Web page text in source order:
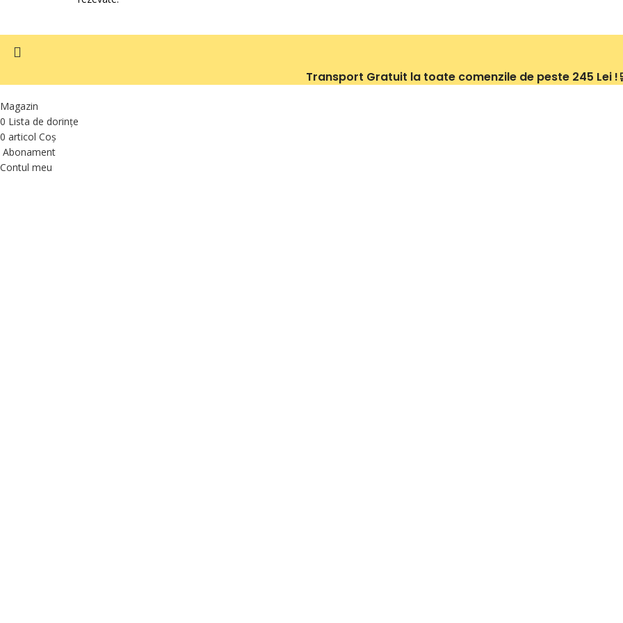
Transport Gratuit la toate comenzile de peste 245 Lei
Magazin
0 Lista de dorințe
0 articol Coș
Abonament
Contul meu